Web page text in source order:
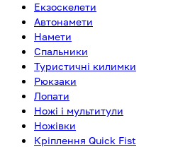
Екзоскелети
Автонамети
Намети
Спальники
Туристичні килимки
Рюкзаки
Лопати
Ножі і мультитули
Ножівки
Кріплення Quick Fist